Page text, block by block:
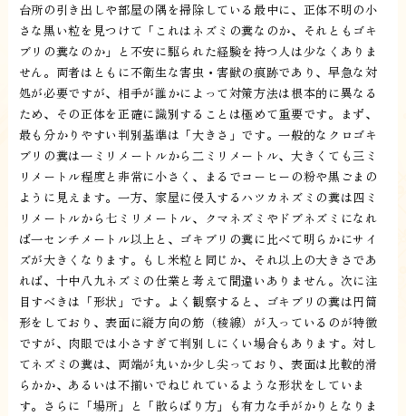
台所の引き出しや部屋の隅を掃除している最中に、正体不明の小
さな黒い粒を見つけて「これはネズミの糞なのか、それともゴキ
ブリの糞なのか」と不安に駆られた経験を持つ人は少なくありま
せん。両者はともに不衛生な害虫・害獣の痕跡であり、早急な対
処が必要ですが、相手が誰かによって対策方法は根本的に異なる
ため、その正体を正確に識別することは極めて重要です。まず、
最も分かりやすい判別基準は「大きさ」です。一般的なクロゴキ
ブリの糞は一ミリメートルから二ミリメートル、大きくても三ミ
リメートル程度と非常に小さく、まるでコーヒーの粉や黒ごまの
ように見えます。一方、家屋に侵入するハツカネズミの糞は四ミ
リメートルから七ミリメートル、クマネズミやドブネズミになれ
ば一センチメートル以上と、ゴキブリの糞に比べて明らかにサイ
ズが大きくなります。もし米粒と同じか、それ以上の大きさであ
れば、十中八九ネズミの仕業と考えて間違いありません。次に注
目すべきは「形状」です。よく観察すると、ゴキブリの糞は円筒
形をしており、表面に縦方向の筋（稜線）が入っているのが特徴
ですが、肉眼では小さすぎて判別しにくい場合もあります。対し
てネズミの糞は、両端が丸いか少し尖っており、表面は比較的滑
らかか、あるいは不揃いでねじれているような形状をしていま
す。さらに「場所」と「散らばり方」も有力な手がかりとなりま